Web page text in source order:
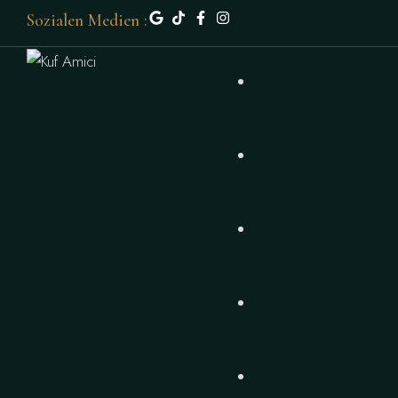
Sozialen Medien :